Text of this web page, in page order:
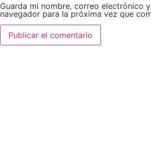
Guarda mi nombre, correo electrónico
navegador para la próxima vez que